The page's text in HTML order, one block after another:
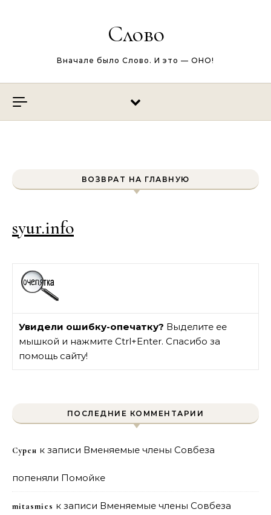
Слово
Вначале было Слово. И это — ОНО!
ВОЗВРАТ НА ГЛАВНУЮ
syur.info
Увидели ошибку-опечатку? Выделите ее
мышкой и нажмите Ctrl+Enter. Спасибо за
помощь сайту!
ПОСЛЕДНИЕ КОММЕНТАРИИ
Сурен к записи Вменяемые члены Совбеза
попеняли Помойке
mitasmies к записи Вменяемые члены Совбеза